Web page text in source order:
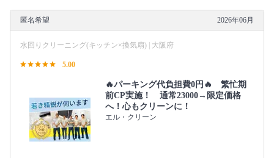
匿名希望 2026年06月
水回りクリーニング(キッチン×換気扇) | 大阪府
5.00
🔥パーキング代負担費0円🔥 繁忙期
前CP実施！ 通常23000→限定価格
へ！心もクリーンに！
エル・クリーン